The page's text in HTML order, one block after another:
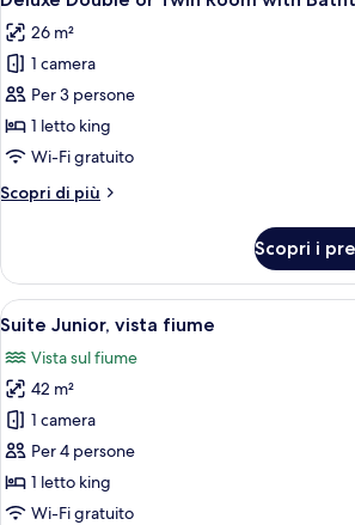
o
2
singoli
tutte
le
foto
per
Deluxe
Double
Twin
Bathtub
26 m²
1 camera
Per 3 persone
1 letto king
Wi-Fi gratuito
Scopri di più
Altri
Double
or
Twin
with
Bathtub
Scopri i
Apri
tutte
le
foto
per
Suite
Junior,
vista
Camera
4
Suite Junior, vista fiume
Vista sul fiume
42 m²
1 camera
Per 4 persone
1 letto king
Wi-Fi gratuito